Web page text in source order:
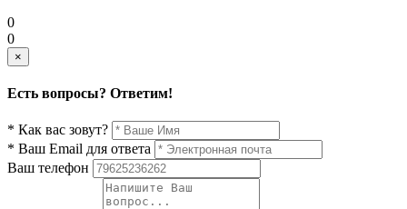
0
0
×
Есть вопросы? Ответим!
* Как вас зовут?
* Ваш Email для ответа
Ваш телефон